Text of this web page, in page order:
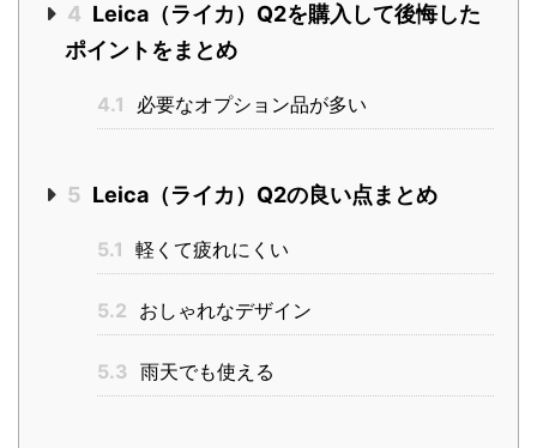
4 Leica（ライカ）Q2を購入して後悔した
ポイントをまとめ
4.1 必要なオプション品が多い
5 Leica（ライカ）Q2の良い点まとめ
5.1 軽くて疲れにくい
5.2 おしゃれなデザイン
5.3 雨天でも使える